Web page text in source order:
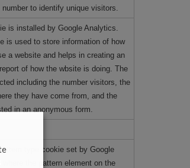
number to identify unique visitors.
is installed by Google Analytics.
is used to store information of how
a website and helps in creating an
of how the wbsite is doing. The
including the number visitors, the
they have come from, and the
in an anonymous form.
type cookie set by Google
the pattern element on the